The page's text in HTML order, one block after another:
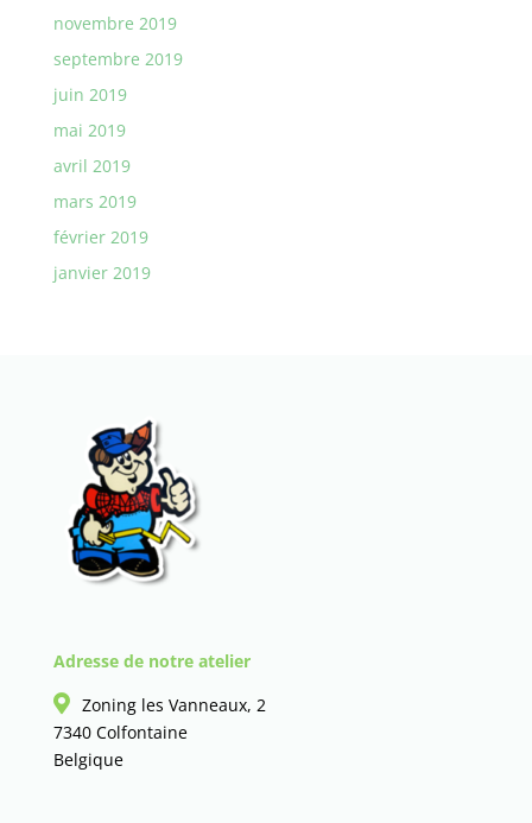
novembre 2019
septembre 2019
juin 2019
mai 2019
avril 2019
mars 2019
février 2019
janvier 2019
Adresse de notre atelier
Zoning les Vanneaux, 2
7340 Colfontaine
Belgique